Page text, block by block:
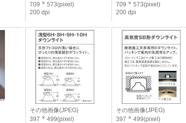
709
573(pixel)
200 dpi
709
573(pixel)
200 dpi
その他画像(JPEG)
397
499(pixel)
その他画像(JPEG)
397
499(pixel)